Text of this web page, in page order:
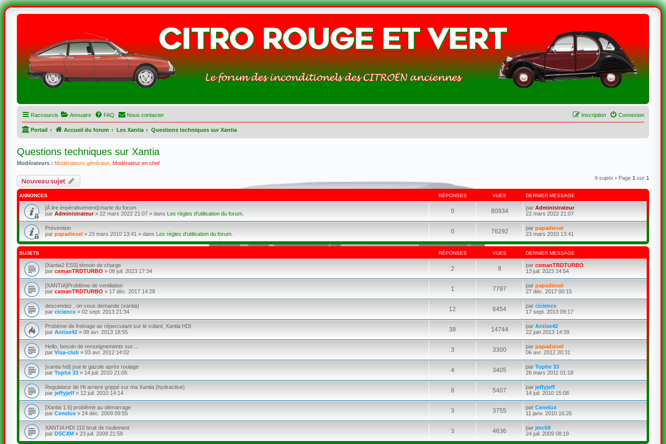
Raccourcis Annuaire FAQ Nous contacter Connexion
Inscription
Portail Accueil du forum Les Xantia Questions techniques sur Xantia
Questions techniques sur Xantia
Modérateurs : Modérateurs généraux Modérateur en chef
Nouveau sujet 9 sujets • Page1 sur1
ANNONCES RÉPONSES VUES DERNIER MESSAGE
[À lire impérativement]charte du forum
par Administrateur» 22 mars 2022 21:07» dans Les règles d'utilisation du forum. 0 80934 parAdministrateur
22 mars 2022 21:07
Prévention
par papadiesel» 23 mars 2010 13:41 » dans Les règles d'utilisation du forum. 0 76292 parpapadiesel
23 mars 2010 13:41
SUJETS RÉPONSES VUES DERNIER MESSAGE
[Xantia2 ESS] témoin de charge
par cxmanTRDTURBO » 08 juil. 2023 17:34 2 8 parcxmanTRDTURBO
13 juil. 2023 14:54
[XANTIA]Problème de ventilation
par cxmanTRDTURBO » 17 déc. 2017 14:28 1 7797 parpapadiesel
27 déc. 2017 00:15
descendez , on vous demande (xantia)
par ciciencx» 02 sept. 2013 21:34 12 6454 parciciencx
17 sept. 2013 09:17
Probéme de freinage av répercutant sur le volant; Xantia HDI
par Antixe42» 08 avr. 2013 18:55 38 14744 parAntixe42
22 juin 2013 14:39
Hello, besoin de renseignements sur....
par Visa-club» 03 avr. 2012 14:02 3 3300 parpapadiesel
06 avr. 2012 20:31
[xantia hdi] pue le gazole après roulage
par Tophe 33» 14 juil. 2010 21:05 4 3405 parTophe 33
26 mars 2011 01:18
Regulateur de Ht arriere grippé sur ma Xantia (hydractive)
par jeffyjeff» 12 juil. 2010 14:14 8 5407 parjeffyjeff
14 juil. 2010 15:08
[Xantia 1.6] problème au démarrage
par Cenelux» 24 déc. 2009 09:55 3 3755 parCenelux
11 janv. 2010 16:26
XANTIA HDI 110 bruit de roulement
par DSCXM» 23 juil. 2009 21:58 3 4636 parjmc59
24 juil. 2009 08:19